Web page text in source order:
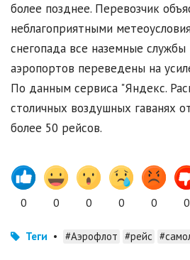
более позднее. Перевозчик
неблагоприятными
снегопада все наземные службы
аэропортов переведены на
По данным сервиса "Яндекс.
столичных воздушных гаванях
более 50 рейсов.
0 0 0 0 0 0
Теги • #Аэрофлот #рейс